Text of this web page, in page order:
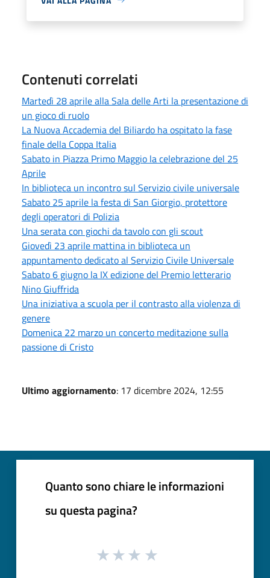
Contenuti correlati
Martedì 28 aprile alla Sala delle Arti la presentazione di
un gioco di ruolo
La Nuova Accademia del Biliardo ha ospitato la fase
finale della Coppa Italia
Sabato in Piazza Primo Maggio la celebrazione del 25
Aprile
In biblioteca un incontro sul Servizio civile universale
Sabato 25 aprile la festa di San Giorgio, protettore
degli operatori di Polizia
Una serata con giochi da tavolo con gli scout
Giovedì 23 aprile mattina in biblioteca un
appuntamento dedicato al Servizio Civile Universale
Sabato 6 giugno la IX edizione del Premio letterario
Nino Giuffrida
Una iniziativa a scuola per il contrasto alla violenza di
genere
Domenica 22 marzo un concerto meditazione sulla
passione di Cristo
Ultimo aggiornamento: 17 dicembre 2024, 12:55
Quanto sono chiare le informazioni
su questa pagina?